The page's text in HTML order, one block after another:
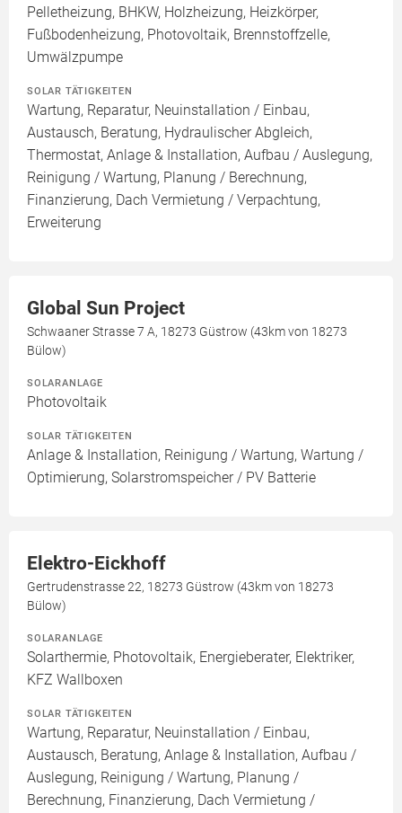
Pelletheizung, BHKW, Holzheizung, Heizkörper,
Fußbodenheizung, Photovoltaik, Brennstoffzelle,
Umwälzpumpe
SOLAR TÄTIGKEITEN
Wartung, Reparatur, Neuinstallation / Einbau,
Austausch, Beratung, Hydraulischer Abgleich,
Thermostat, Anlage & Installation, Aufbau / Auslegung,
Reinigung / Wartung, Planung / Berechnung,
Finanzierung, Dach Vermietung / Verpachtung,
Erweiterung
Global Sun Project
Schwaaner Strasse 7 A, 18273 Güstrow (43km von 18273
Bülow)
SOLARANLAGE
Photovoltaik
SOLAR TÄTIGKEITEN
Anlage & Installation, Reinigung / Wartung, Wartung /
Optimierung, Solarstromspeicher / PV Batterie
Elektro-Eickhoff
Gertrudenstrasse 22, 18273 Güstrow (43km von 18273
Bülow)
SOLARANLAGE
Solarthermie, Photovoltaik, Energieberater, Elektriker,
KFZ Wallboxen
SOLAR TÄTIGKEITEN
Wartung, Reparatur, Neuinstallation / Einbau,
Austausch, Beratung, Anlage & Installation, Aufbau /
Auslegung, Reinigung / Wartung, Planung /
Berechnung, Finanzierung, Dach Vermietung /